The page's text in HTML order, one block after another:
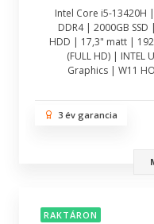
Intel Core i5-13420H
DDR4 | 2000GB SSD
HDD | 17,3" matt |
(FULL HD) | INTEL
Graphics | W11
3 év garancia
RAKTÁRON